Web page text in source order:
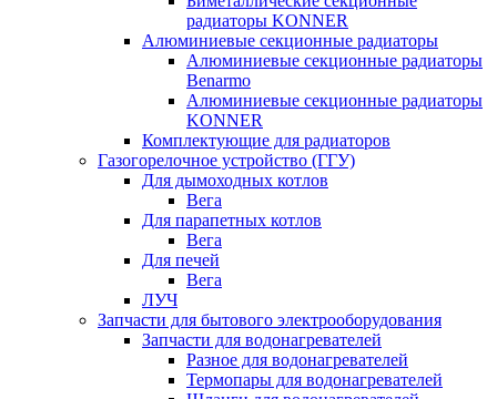
радиаторы KONNER
Алюминиевые секционные радиаторы
Алюминиевые секционные радиаторы
Benarmo
Алюминиевые секционные радиаторы
KONNER
Комплектующие для радиаторов
Газогорелочное устройство (ГГУ)
Для дымоходных котлов
Вега
Для парапетных котлов
Вега
Для печей
Вега
ЛУЧ
Запчасти для бытового электрооборудования
Запчасти для водонагревателей
Разное для водонагревателей
Термопары для водонагревателей